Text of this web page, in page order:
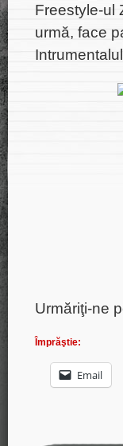
Freestyle-ul
urmă, face
Urmăriţi-ne
Împrăştie:
Email